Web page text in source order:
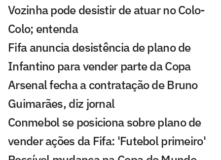
Vozinha pode desistir de atuar no Colo-
Colo; entenda
Fifa anuncia desistência de plano de
Infantino para vender parte da Copa
Arsenal fecha a contratação de Bruno
Guimarães, diz jornal
Conmebol se posiciona sobre plano de
vender ações da Fifa: 'Futebol primeiro'